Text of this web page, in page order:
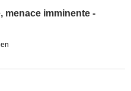
menace imminente -